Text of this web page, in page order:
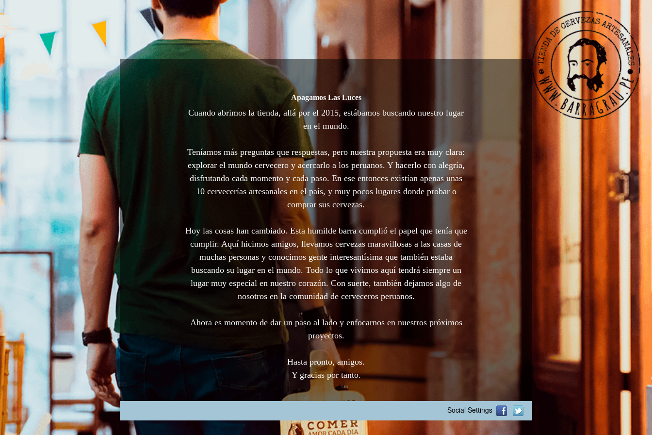
Apagamos Las Luces
Cuando abrimos la tienda, allá por el 2015, estábamos buscando nuestro lugar
en el mundo.
Teníamos más preguntas que respuestas, pero nuestra propuesta era muy clara:
explorar el mundo cervecero y acercarlo a los peruanos. Y hacerlo con alegría,
disfrutando cada momento y cada paso. En ese entonces existían apenas unas
10 cervecerías artesanales en el país, y muy pocos lugares donde probar o
comprar sus cervezas.
Hoy las cosas han cambiado. Esta humilde barra cumplió el papel que tenía que
cumplir. Aquí hicimos amigos, llevamos cervezas maravillosas a las casas de
muchas personas y conocimos gente interesantísima que también estaba
buscando su lugar en el mundo. Todo lo que vivimos aquí tendrá siempre un
lugar muy especial en nuestro corazón. Con suerte, también dejamos algo de
nosotros en la comunidad de cerveceros peruanos.
Ahora es momento de dar un paso al lado y enfocarnos en nuestros próximos
proyectos.
Hasta pronto, amigos.
Y gracias por tanto.
Social Settings